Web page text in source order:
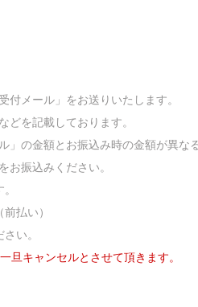
メール」をお送りいたします。
を記載しております。
の金額とお振込み時の金額が異な
振込みください。
払い）
い。
旦キャンセルとさせて頂きます。